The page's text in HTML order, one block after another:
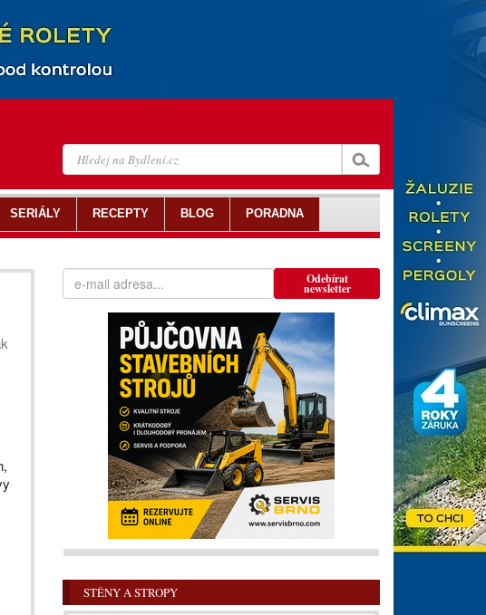
Odebírat
newsletter
STĚNY A STROPY
SERIÁLY RECEPTY BLOG PORADNA